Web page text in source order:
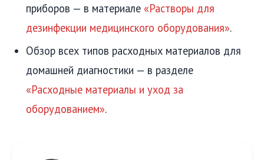
приборов — в материале «Растворы для
дезинфекции медицинского оборудования».
Обзор всех типов расходных материалов для
домашней диагностики — в разделе
«Расходные материалы и уход за
оборудованием».